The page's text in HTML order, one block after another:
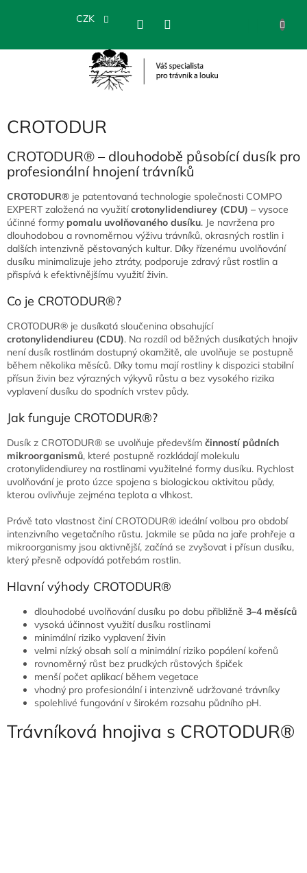
CZK
CROTODUR
CROTODUR® – dlouhodobě působící dusík pro
profesionální hnojení trávníků
CROTODUR® je patentovaná technologie společnosti COMPO
EXPERT založená na využitícrotonylidendiurey (CDU) – vysoce
účinné formy pomalu uvolňovaného dusíku. Je navržena pro
dlouhodobou a rovnoměrnou výživu trávníků, okrasných rostlin i
dalších intenzivně pěstovaných kultur. Díky řízenému uvolňování
dusíku minimalizuje jeho ztráty, podporuje zdravý růst rostlin a
přispívá k efektivnějšímu využití živin.
Co je CROTODUR®?
CROTODUR® je dusíkatá sloučenina obsahující
crotonylidendiureu (CDU). Na rozdíl od běžných dusíkatých hnojiv
není dusík rostlinám dostupný okamžitě, ale uvolňuje se postupně
během několika měsíců. Díky tomu mají rostliny k dispozici stabilní
přísun živin bez výrazných výkyvů růstu a bez vysokého rizika
vyplavení dusíku do spodních vrstev půdy.
Jak funguje CROTODUR®?
Dusík z CROTODUR® se uvolňuje především činností půdních
mikroorganismů, které postupně rozkládají molekulu
crotonylidendiurey na rostlinami využitelné formy dusíku. Rychlost
uvolňování je proto úzce spojena s biologickou aktivitou půdy,
kterou ovlivňuje zejména teplota a vlhkost.
Právě tato vlastnost činí CROTODUR® ideální volbou pro období
intenzivního vegetačního růstu. Jakmile se půda na jaře prohřeje a
mikroorganismy jsou aktivnější, začíná se zvyšovat i přísun dusíku,
který přesně odpovídá potřebám rostlin.
Hlavní výhody CROTODUR®
dlouhodobé uvolňování dusíku po dobu přibližně 3–4 měsíců
vysoká účinnost využití dusíku rostlinami
minimální riziko vyplavení živin
velmi nízký obsah solí a minimální riziko popálení kořenů
rovnoměrný růst bez prudkých růstových špiček
menší počet aplikací během vegetace
vhodný pro profesionální i intenzivně udržované trávníky
spolehlivé fungování v širokém rozsahu půdního pH.
Trávníková hnojiva s CROTODUR®